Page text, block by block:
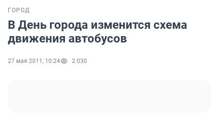
ГОРОД
В День города изменится схема
движения автобусов
27 мая 2011, 10:24 2 030